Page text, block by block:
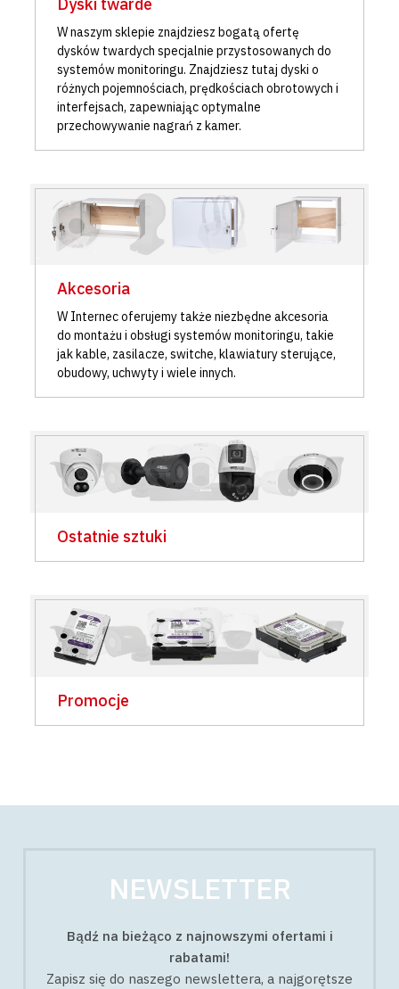
W naszym sklepie znajdziesz bogatą ofertę
dysków twardych specjalnie przystosowanych do
systemów monitoringu. Znajdziesz tutaj dyski o
różnych pojemnościach, prędkościach obrotowych i
interfejsach, zapewniając optymalne
przechowywanie nagrań z kamer.
Akcesoria
W Internec oferujemy także niezbędne akcesoria
do montażu i obsługi systemów monitoringu, takie
jak kable, zasilacze, switche, klawiatury sterujące,
obudowy, uchwyty i wiele innych.
Ostatnie sztuki
Promocje
NEWSLETTER
Bądź na bieżąco z najnowszymi ofertami i
rabatami!
Zapisz się do naszego newslettera, a najgorętsze